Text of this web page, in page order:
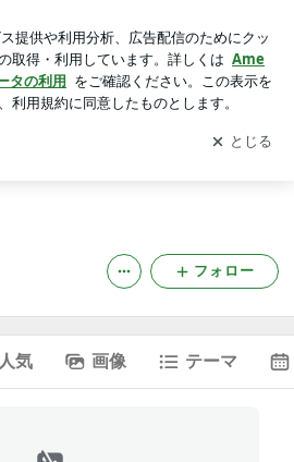
ブログの更新通知
を受け取りまし
開く
フォロー
人気 画像 テーマ